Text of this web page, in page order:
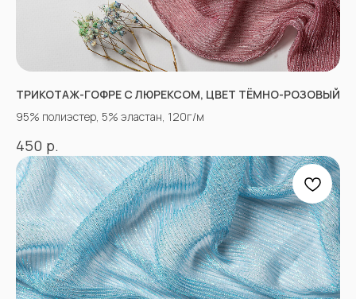
ТРИКОТАЖ-ГОФРЕ С ЛЮРЕКСОМ, ЦВЕТ ТЁМНО-РОЗОВЫЙ
95% полиэстер, 5% эластан, 120г/м
450 р.
«Ткани 3.5.7»
Оптово-розничный
@ 2026
ИП Вакульчик Мария Олеговна
ОГРН 322265100088534
ИНН 262609965884
КАТАЛОГ
Полный каталог тканей
*